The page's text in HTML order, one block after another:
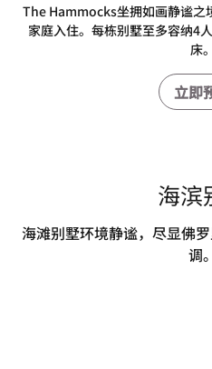
The Hammocks坐拥如画静谧之
家庭入住。每栋别墅至多容纳4
床。
立即
海滨
海滩别墅环境静谧，尽显佛
调。